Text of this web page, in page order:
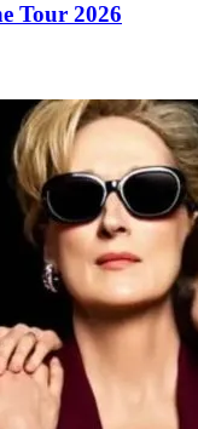
Tour 2026